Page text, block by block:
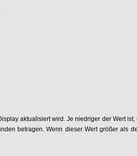
aktualisiert wird. Je niedriger der Wert
betragen. Wenn dieser Wert größer als